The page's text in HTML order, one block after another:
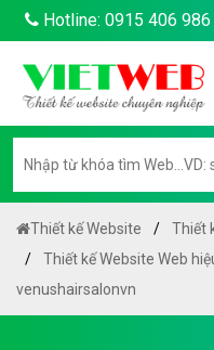
Hotline: 0915 406 986
Thiết kế Website
Thiết
Thiết kế Website Web
venushairsalonvn